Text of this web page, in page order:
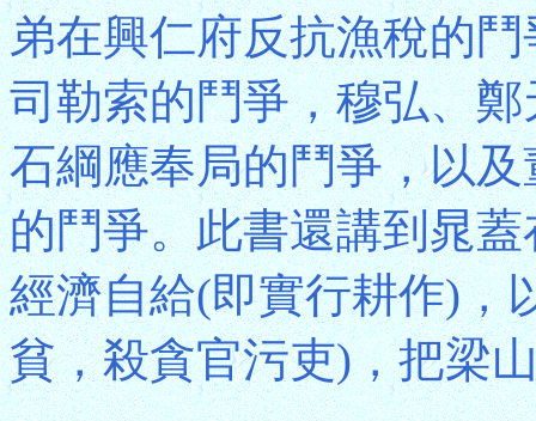
弟在興仁府反抗漁稅的
司勒索的鬥爭，穆弘、
石綱應奉局的鬥爭，以
的鬥爭。此書還講到晁
經濟自給(即實行耕作)，
貧，殺貪官污吏)，把梁